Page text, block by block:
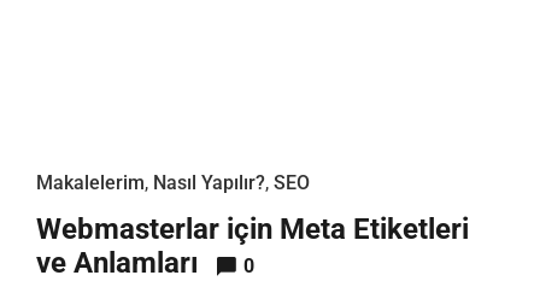
Makalelerim, Nasıl Yapılır?, SEO
Webmasterlar için Meta Etiketleri
ve Anlamları
0